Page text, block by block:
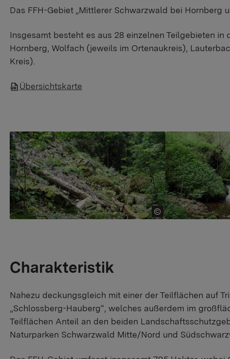
​Das FFH-Gebiet „Mittlerer Schwarzwald bei Hornberg
Insgesamt besteht es aus 28 einzelnen Teilgebieten
Hornberg, Wolfach (jeweils im Ortenaukreis),
Kreis).
Übersichtskarte
Show larger version Show larger
Charakteristik
Nahezu deckungsgleich mit einer der Teilflächen auf
„Schlossberg-Hauberg“, welches außerdem im
Teilflächen Anteil an den beiden
Naturparken Schwarzwald Mitte/Nord und